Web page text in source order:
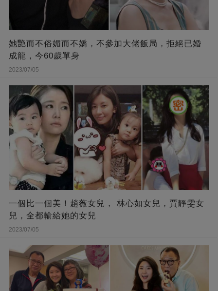
她艷而不俗媚而不嬌，不參加大佬飯局，拒絕已婚
成龍，今60歲單身
2023/07/05
一個比一個美！趙薇女兒， 林心如女兒，賈靜雯女
兒，全都輸給她的女兒
2023/07/05